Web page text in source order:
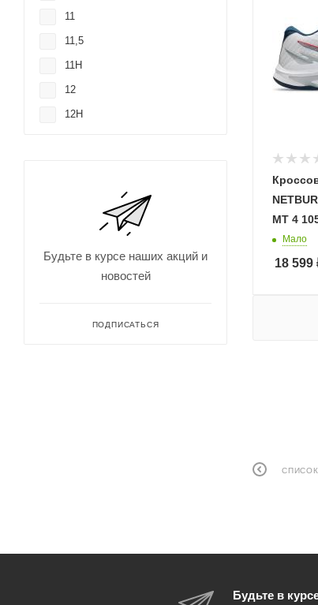
MT 4
Мало
18 599
11
11,5
11H
12
12H
2
6
Будьте в курсе наших акций и
новостей
ПОДПИСАТЬСЯ
Будьте в